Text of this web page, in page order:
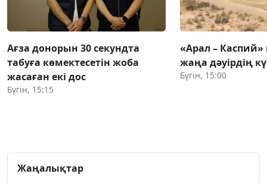
Ағза донорын 30 секундта
табуға көмектесетін жоба
жасаған екі дос
Бүгін, 15:15
«Арал – Каспий»
жаңа дәуірдің
Бүгін, 15:00
Жаңалықтар